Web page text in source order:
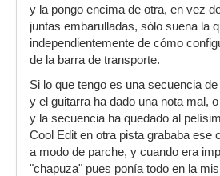
y la pongo encima de otra, en vez
juntas embarulladas, sólo suena la
independientemente de cómo
de la barra de transporte.
Si lo que tengo es una secuencia
y el guitarra ha dado una nota mal,
y la secuencia ha quedado al
Cool Edit en otra pista grababa ese
a modo de parche, y cuando era
"chapuza" pues ponía todo en la